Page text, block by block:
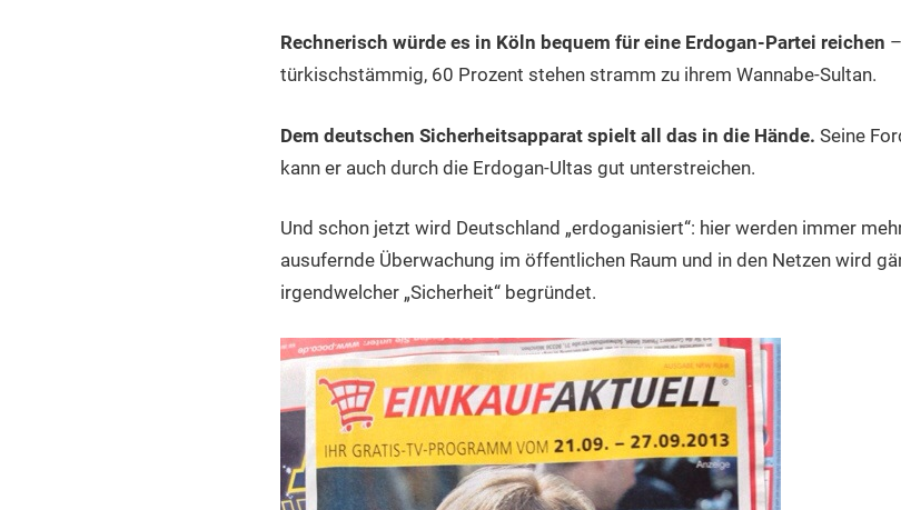
Rechnerisch würde es in Köln bequem für eine Erdogan-Partei reichen
türkischstämmig, 60 Prozent stehen stramm zu ihrem Wannabe-Sultan.
Dem deutschen Sicherheitsapparat spielt all das in die Hände. Seine
kann er auch durch die Erdogan-Ultas gut unterstreichen.
Und schon jetzt wird Deutschland „erdoganisiert“: hier werden immer
ausufernde Überwachung im öffentlichen Raum und in den Netzen wird
irgendwelcher „Sicherheit“ begründet.